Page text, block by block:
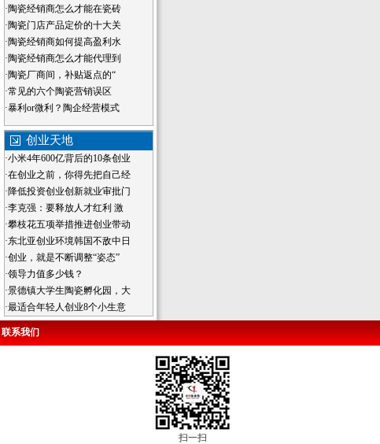
·陶瓷经销商怎么才能在瓷砖
·陶瓷门店产品定价的十大关
·陶瓷经销商如何提高盈利水
·陶瓷经销商怎么才能代理到
·陶瓷厂商间，补贴返点的“
·常见的六个陶瓷营销误区
·暴利or微利？陶企经营模式
创业天地
·小米4年600亿背后的10条创业
·在创业之前，你得先把自己经
·降低投资创业创新就业审批门
·李克强：要释放人才红利 激
·攀枝花五项举措推进创业带动
·东北亚创业环境韩国不敌中日
·创业，就是不断调整“姿态”
·领导力值多少钱？
·景德镇大学生陶瓷孵化园，大
·最适合年轻人创业8个小生意
联系我们
扫一扫